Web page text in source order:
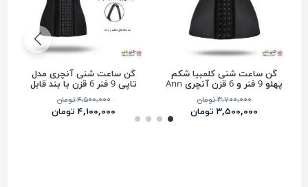
گن ساعت شنی کلمبیا شکم
پهلو 9 فنر و 6 قزن آنچری Ann
۳,۷۰۰,۰۰۰ تومان
۳,۵۰۰,۰۰۰ تومان
گن ساعت شنی آنچری مدل
تاپی 9 فنر 6 قزن با بند قابل
تنظیم 2026
۴,۵۰۰,۰۰۰ تومان
۴,۱۰۰,۰۰۰ تومان